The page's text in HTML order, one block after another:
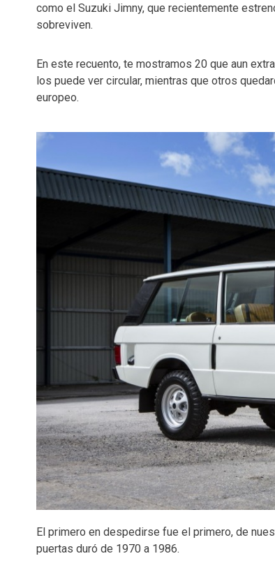
como el Suzuki Jimny, que recientemente
sobreviven.
En este recuento, te mostramos 20 que aun
los puede ver circular, mientras que otros
europeo.
El primero en despedirse fue el primero, de
puertas duró de 1970 a 1986.